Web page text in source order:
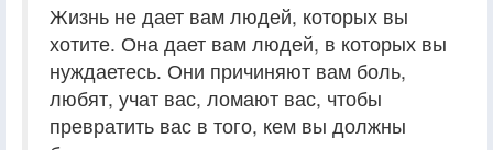
Жизнь не дает вам людей, которых вы
хотите. Она дает вам людей, в которых вы
нуждаетесь. Они причиняют вам боль,
любят, учат вас, ломают вас, чтобы
превратить вас в того, кем вы должны